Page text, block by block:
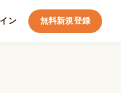
ン 無料新規登録